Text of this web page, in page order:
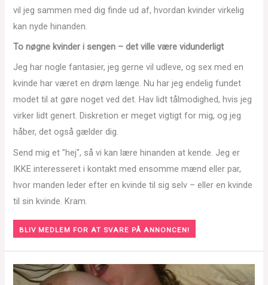
vil jeg sammen med dig finde ud af, hvordan kvinder virkelig
kan nyde hinanden.
To nøgne kvinder i sengen – det ville være vidunderligt
Jeg har nogle fantasier, jeg gerne vil udleve, og sex med en
kvinde har været en drøm længe. Nu har jeg endelig fundet
modet til at gøre noget ved det. Hav lidt tålmodighed, hvis jeg
virker lidt genert. Diskretion er meget vigtigt for mig, og jeg
håber, det også gælder dig.
Send mig et "hej", så vi kan lære hinanden at kende. Jeg er
IKKE interesseret i kontakt med ensomme mænd eller par,
hvor manden leder efter en kvinde til sig selv – eller en kvinde
til sin kvinde. Kram.
BLIV MEDLEM FOR AT SVARE PÅ ANNONCEN!